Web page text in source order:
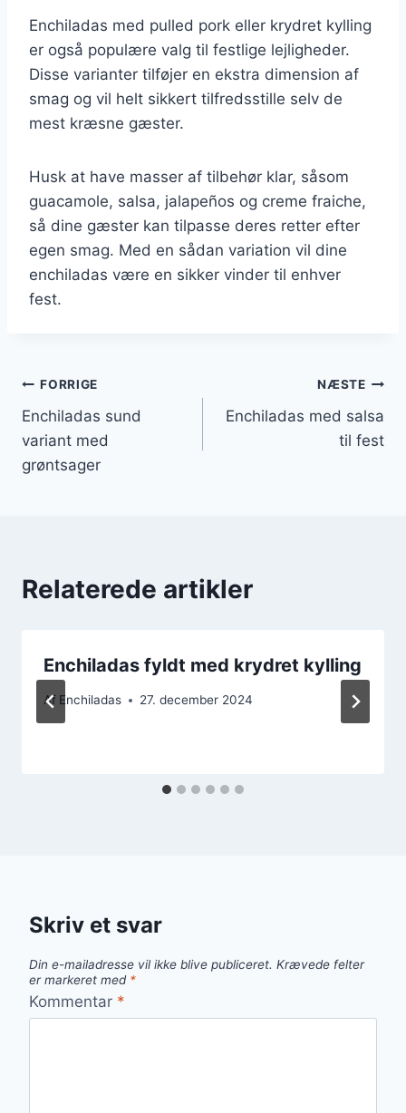
Enchiladas med pulled pork eller krydret kylling
er også populære valg til festlige lejligheder.
Disse varianter tilføjer en ekstra dimension af
smag og vil helt sikkert tilfredsstille selv de
mest kræsne gæster.
Husk at have masser af tilbehør klar, såsom
guacamole, salsa, jalapeños og creme fraiche,
så dine gæster kan tilpasse deres retter efter
egen smag. Med en sådan variation vil dine
enchiladas være en sikker vinder til enhver
fest.
Indlægsnavigation
FORRIGE
Enchiladas sund
variant med
grøntsager
NÆSTE
Enchiladas med salsa
til fest
Relaterede artikler
Enchiladas fyldt med krydret kylling
Af Enchiladas 27. december 2024
Skriv et svar
Din e-mailadresse vil ikke blive publiceret. Krævede felter
er markeret med *
Kommentar *